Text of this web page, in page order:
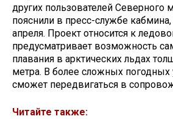
других пользователей Северного
пояснили в пресс-службе
апреля. Проект относится к
предусматривает возможность
плавания в арктических льдах
метра. В более сложных погодных
сможет передвигаться в
Читайте также: